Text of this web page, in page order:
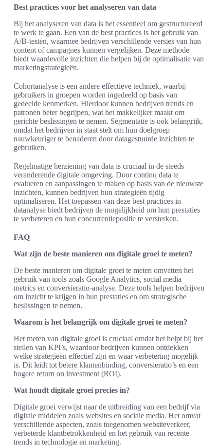
Best practices voor het analyseren van data
Bij het analyseren van data is het essentieel om gestructureerd
te werk te gaan. Een van de best practices is het gebruik van
A/B-testen, waarmee bedrijven verschillende versies van hun
content of campagnes kunnen vergelijken. Deze methode
biedt waardevolle inzichten die helpen bij de optimalisatie van
marketingstrategieën.
Cohortanalyse is een andere effectieve techniek, waarbij
gebruikers in groepen worden ingedeeld op basis van
gedeelde kenmerken. Hierdoor kunnen bedrijven trends en
patronen beter begrijpen, wat het makkelijker maakt om
gerichte beslissingen te nemen. Segmentatie is ook belangrijk,
omdat het bedrijven in staat stelt om hun doelgroep
nauwkeuriger te benaderen door datagestuurde inzichten te
gebruiken.
Regelmatige herziening van data is cruciaal in de steeds
veranderende digitale omgeving. Door continu data te
evalueren en aanpassingen te maken op basis van de nieuwste
inzichten, kunnen bedrijven hun strategieën tijdig
optimaliseren. Het toepassen van deze best practices in
datanalyse biedt bedrijven de mogelijkheid om hun prestaties
te verbeteren en hun concurrentiepositie te versterken.
FAQ
Wat zijn de beste manieren om digitale groei te meten?
De beste manieren om digitale groei te meten omvatten het
gebruik van tools zoals Google Analytics, social media
metrics en conversieratio-analyse. Deze tools helpen bedrijven
om inzicht te krijgen in hun prestaties en om strategische
beslissingen te nemen.
Waarom is het belangrijk om digitale groei te meten?
Het meten van digitale groei is cruciaal omdat het helpt bij het
stellen van KPI’s, waardoor bedrijven kunnen ontdekken
welke strategieën effectief zijn en waar verbetering mogelijk
is. Dit leidt tot betere klantenbinding, conversieratio’s en een
hogere return on investment (ROI).
Wat houdt digitale groei precies in?
Digitale groei verwijst naar de uitbreiding van een bedrijf via
digitale middelen zoals websites en sociale media. Het omvat
verschillende aspecten, zoals toegenomen websiteverkeer,
verbeterde klantbetrokkenheid en het gebruik van recente
trends in technologie en marketing.